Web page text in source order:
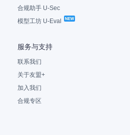
合规助手 U-Sec
模型工坊 U-Eval
服务与支持
联系我们
关于友盟+
加入我们
合规专区